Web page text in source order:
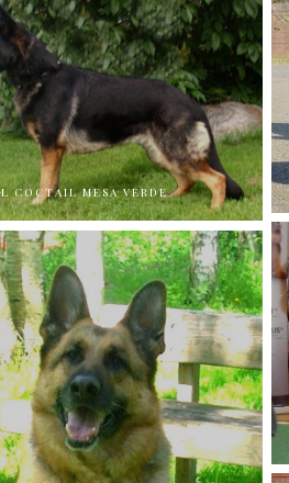
COCTAIL MESA VERDE